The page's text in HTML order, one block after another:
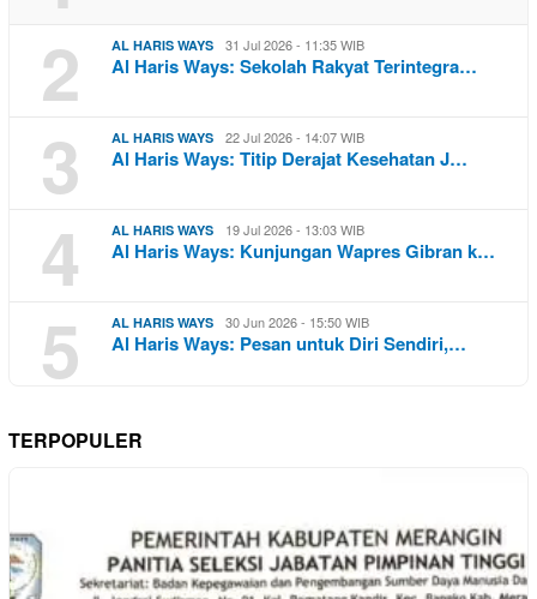
2 AL HARIS WAYS 31 Jul 2026 - 11:35 WIB
Al Haris Ways: Sekolah Rakyat Terintegra…
3 AL HARIS WAYS 22 Jul 2026 - 14:07 WIB
Al Haris Ways: Titip Derajat Kesehatan J…
4 AL HARIS WAYS 19 Jul 2026 - 13:03 WIB
Al Haris Ways: Kunjungan Wapres Gibran k…
5 AL HARIS WAYS 30 Jun 2026 - 15:50 WIB
Al Haris Ways: Pesan untuk Diri Sendiri,…
TERPOPULER